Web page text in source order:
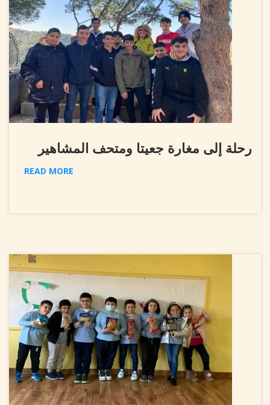
رحلة إلى مغارة جعيتا ومتحف المشاهير
READ MORE